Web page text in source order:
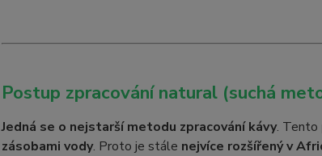
Postup zpracování natural (suchá
Jedná se o nejstarší metodu zpracování kávy. Tento
zásobami vody. Proto je stále nejvíce rozšířený v